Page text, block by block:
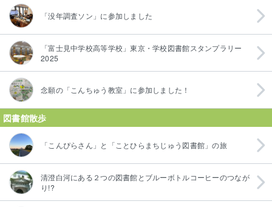
「没年調査ソン」に参加しました
「富士見中学校高等学校」東京・学校図書館スタンプラリー
2025
念願の「こんちゅう教室」に参加しました！
図書館散歩
「こんぴらさん」と「ことひらまちじゅう図書館」の旅
清澄白河にある２つの図書館とブルーボトルコーヒーのつなが
り!?